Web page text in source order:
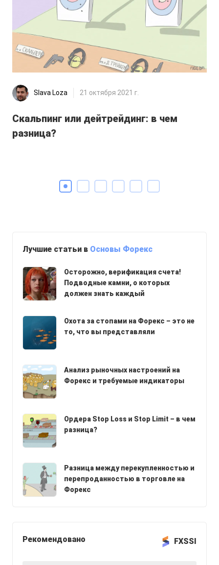
Slava Loza 21 октября 2021 г.
Скальпинг или дейтрейдинг: в чем
разница?
Лучшие статьи в Основы Форекс
Осторожно, верификация счета!
Подводные камни, о которых
должен знать каждый
Охота за стопами на Форекс – это не
то, что вы представляли
Анализ рыночных настроений на
Форекс и требуемые индикаторы
Ордера Stop Loss и Stop Limit – в чем
разница?
Разница между перекупленностью и
перепроданностью в торговле на
Форекс
Рекомендовано FXSSI